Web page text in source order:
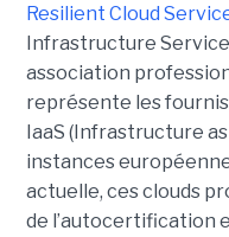
Resilient Cloud
Infrastructure
association
représente les
IaaS (Infrastructure
instances
actuelle, ces clouds
de l’autocertification